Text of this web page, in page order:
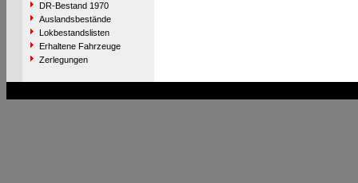
DR-Bestand 1970
Auslandsbestände
Lokbestandslisten
Erhaltene Fahrzeuge
Zerlegungen